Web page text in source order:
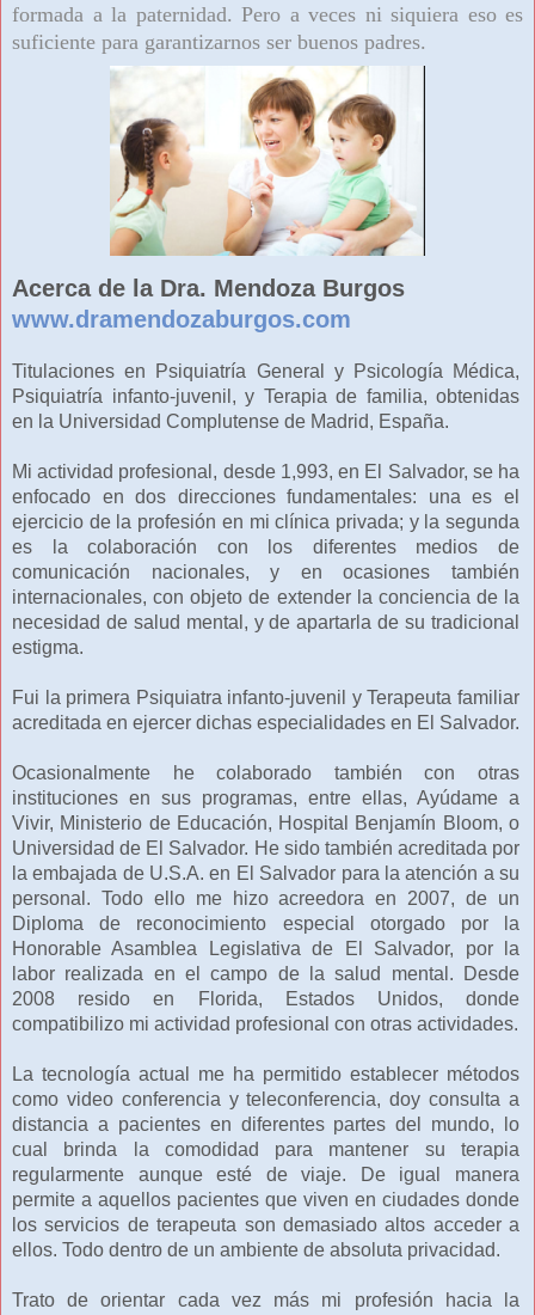
formada a la paternidad. Pero a veces ni siquiera eso es
suficiente para garantizarnos ser buenos padres.
Acerca de la Dra. Mendoza Burgos
www.dramendozaburgos.com
Titulaciones en Psiquiatría General y Psicología Médica,
Psiquiatría infanto-juvenil, y Terapia de familia, obtenidas
en la Universidad Complutense de Madrid, España.
Mi actividad profesional, desde 1,993, en El Salvador, se ha
enfocado en dos direcciones fundamentales: una es el
ejercicio de la profesión en mi clínica privada; y la segunda
es la colaboración con los diferentes medios de
comunicación nacionales, y en ocasiones también
internacionales, con objeto de extender la conciencia de la
necesidad de salud mental, y de apartarla de su tradicional
estigma.
Fui la primera Psiquiatra infanto-juvenil y Terapeuta familiar
acreditada en ejercer dichas especialidades en El Salvador.
Ocasionalmente he colaborado también con otras
instituciones en sus programas, entre ellas, Ayúdame a
Vivir, Ministerio de Educación, Hospital Benjamín Bloom, o
Universidad de El Salvador. He sido también acreditada por
la embajada de U.S.A. en El Salvador para la atención a su
personal. Todo ello me hizo acreedora en 2007, de un
Diploma de reconocimiento especial otorgado por la
Honorable Asamblea Legislativa de El Salvador, por la
labor realizada en el campo de la salud mental. Desde
2008 resido en Florida, Estados Unidos, donde
compatibilizo mi actividad profesional con otras actividades.
La tecnología actual me ha permitido establecer métodos
como video conferencia y teleconferencia, doy consulta a
distancia a pacientes en diferentes partes del mundo, lo
cual brinda la comodidad para mantener su terapia
regularmente aunque esté de viaje. De igual manera
permite a aquellos pacientes que viven en ciudades donde
los servicios de terapeuta son demasiado altos acceder a
ellos. Todo dentro de un ambiente de absoluta privacidad.
Trato de orientar cada vez más mi profesión hacia la